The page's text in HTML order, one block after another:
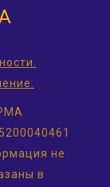
не
в